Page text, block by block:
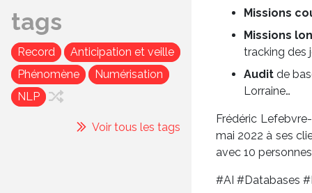
tags
Record
Anticipation et veille
Phénomène
Numérisation
NLP
Voir tous les tags
Missions
Missions
tracking des
Audit de
Lorraine…
Frédéric
mai 2022 à ses
avec 10
#AI #Databases